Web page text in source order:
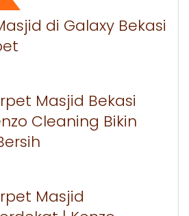
di Galaxy Bekasi
Masjid Bekasi
Cleaning Bikin
Masjid